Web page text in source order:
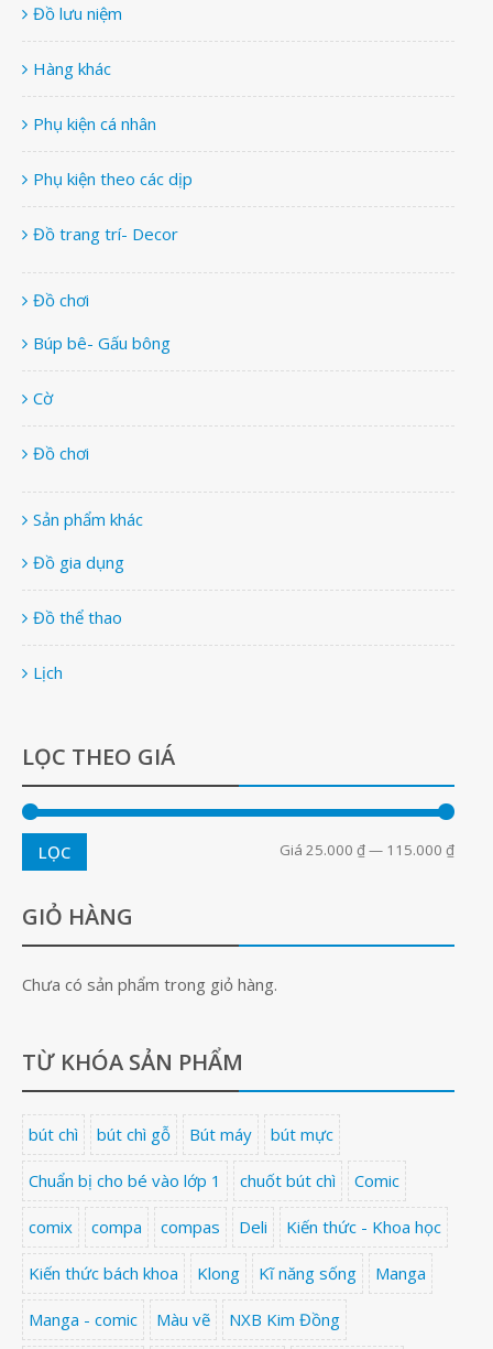
Đồ lưu niệm
Hàng khác
Phụ kiện cá nhân
Phụ kiện theo các dịp
Đồ trang trí- Decor
Đồ chơi
Búp bê- Gấu bông
Cờ
Đồ chơi
Sản phẩm khác
Đồ gia dụng
Đồ thể thao
Lịch
LỌC THEO GIÁ
LỌC Giá 25.000 ₫— 115.000 ₫
GIỎ HÀNG
Chưa có sản phẩm trong giỏ hàng.
TỪ KHÓA SẢN PHẨM
bút chì bút chì gỗ Bút máy bút mực
Chuẩn bị cho bé vào lớp 1 chuốt bút chì Comic
comix compa compas Deli Kiến thức - Khoa học
Kiến thức bách khoa Klong Kĩ năng sống Manga
Manga - comic Màu vẽ NXB Kim Đồng